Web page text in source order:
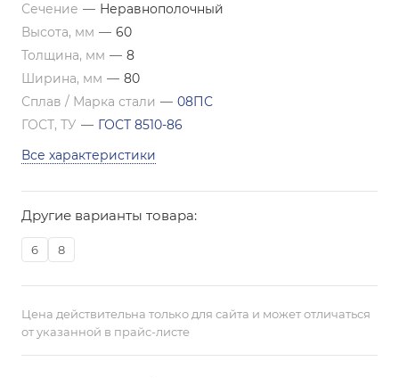
Сечение — Неравнополочный
Высота, мм — 60
Толщина, мм — 8
Ширина, мм — 80
Сплав / Марка стали — 08ПС
ГОСТ, ТУ — ГОСТ 8510-86
Все характеристики
Другие варианты товара:
6 8
Цена действительна только для сайта и может отличаться
от указанной в прайс-листе